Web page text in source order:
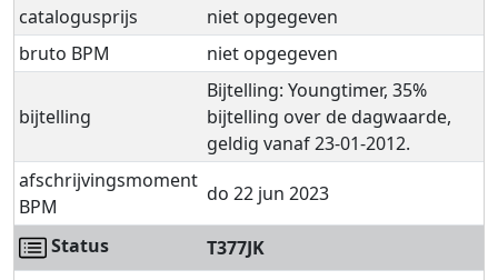
catalogusprijs
niet opgegeven
bruto BPM
niet opgegeven
bijtelling
Bijtelling: Youngtimer, 35%
bijtelling over de dagwaarde,
geldig vanaf 23-01-2012.
afschrijvingsmoment
BPM
do 22 jun 2023
Status
T377JK